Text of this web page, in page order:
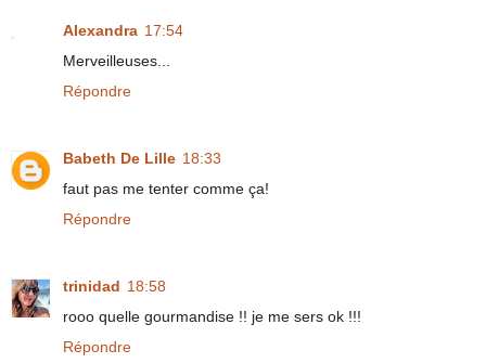
Alexandra 17:54
Merveilleuses...
Répondre
Babeth De Lille 18:33
faut pas me tenter comme ça!
Répondre
trinidad 18:58
rooo quelle gourmandise !! je me sers ok !!!
Répondre